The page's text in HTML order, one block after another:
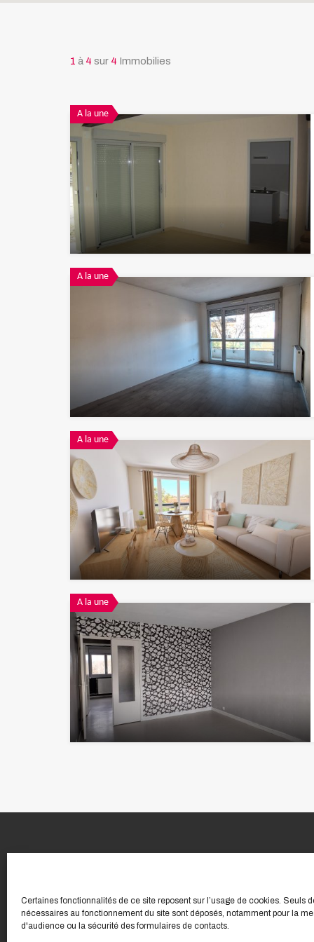
Certaines fonctionnalités de ce site reposent sur l’usage de cookies. Seuls
nécessaires au fonctionnement du site sont déposés, notamment pour la
d'audience ou la sécurité des formulaires de contacts.
1 à 4 sur 4 Immobilies
A la une
A la une
A la une
A la une